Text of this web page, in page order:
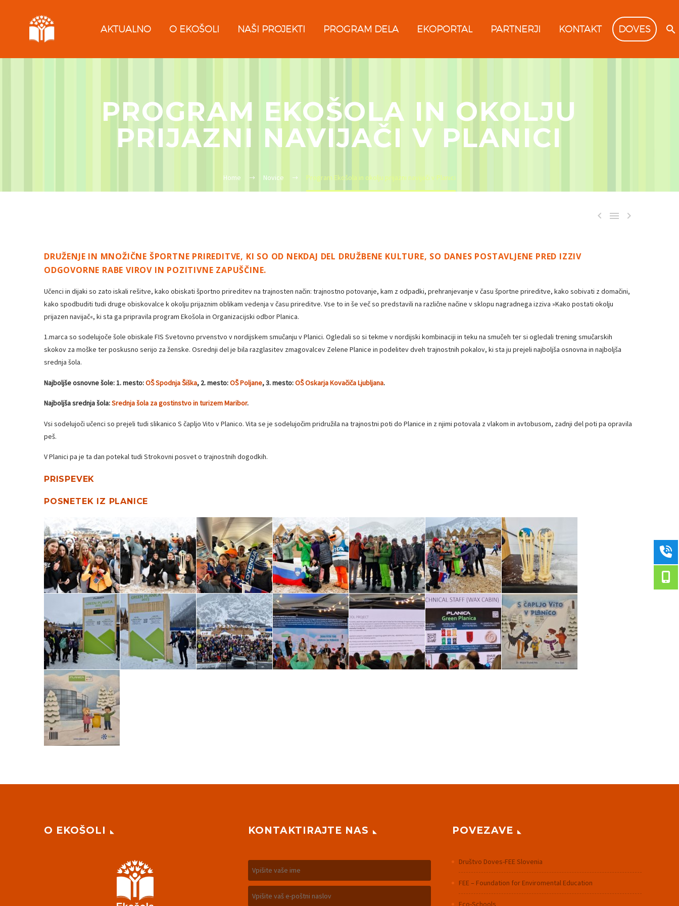
AKTUALNO O EKOŠOLI NAŠI PROJEKTI PROGRAM DELA EKOPORTAL PARTNERJI KONTAKT DOVES
PROGRAM EKOŠOLA IN OKOLJU
PRIJAZNI NAVIJAČI V PLANICI
Home Novice Program Ekošola in okolju prijazni navijači v Planici
  
DRUŽENJE IN MNOŽIČNE ŠPORTNE PRIREDITVE, KI SO OD NEKDAJ DEL DRUŽBENE KULTURE, SO DANES POSTAVLJENE PRED IZZIV
ODGOVORNE RABE VIROV IN POZITIVNE ZAPUŠČINE.
Učenci in dijaki so zato iskali rešitve, kako obiskati športno prireditev na trajnosten način: trajnostno potovanje, kam z odpadki, prehranjevanje v času športne prireditve, kako sobivati z domačini,
kako spodbuditi tudi druge obiskovalce k okolju prijaznim oblikam vedenja v času prireditve. Vse to in še več so predstavili na različne načine v sklopu nagradnega izziva »Kako postati okolju
prijazen navijač«, ki sta ga pripravila program Ekošola in Organizacijski odbor Planica.
1.marca so sodelujoče šole obiskale FIS Svetovno prvenstvo v nordijskem smučanju v Planici. Ogledali so si tekme v nordijski kombinaciji in teku na smučeh ter si ogledali trening smučarskih
skokov za moške ter poskusno serijo za ženske. Osrednji del je bila razglasitev zmagovalcev Zelene Planice in podelitev dveh trajnostnih pokalov, ki sta ju prejeli najboljša osnovna in najboljša
srednja šola.
Najboljše osnovne šole: 1. mesto:OŠ Spodnja Šiška, 2. mesto:OŠ Poljane, 3. mesto:OŠ Oskarja Kovačiča Ljubljana.
Najboljša srednja šola:Srednja šola za gostinstvo in turizem Maribor.
Vsi sodelujoči učenci so prejeli tudi slikanico S čapljo Vito v Planico. Vita se je sodelujočim pridružila na trajnostni poti do Planice in z njimi potovala z vlakom in avtobusom, zadnji del poti pa opravila
peš.
V Planici pa je ta dan potekal tudi Strokovni posvet o trajnostnih dogodkih.
PRISPEVEK
POSNETEK IZ PLANICE
O EKOŠOLI KONTAKTIRAJTE NAS POVEZAVE
Društvo Doves-FEE Slovenia
FEE – Foundation for Enviromental Education
Eco-Schools